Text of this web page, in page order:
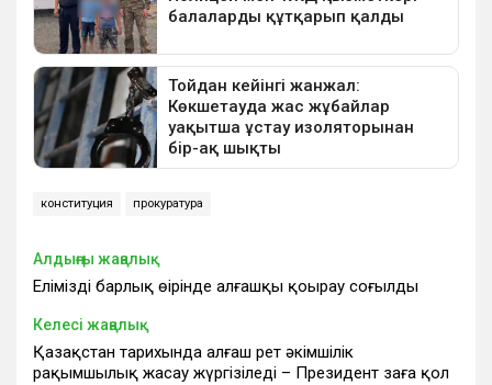
конституция прокуратура
Алдыңғы жаңалық
Еліміздің барлық өңірінде алғашқы қоңырау соғылды
Келесі жаңалық
Қазақстан тарихында алғаш рет әкімшілік
рақымшылық жасау жүргізіледі – Президент заңға қол